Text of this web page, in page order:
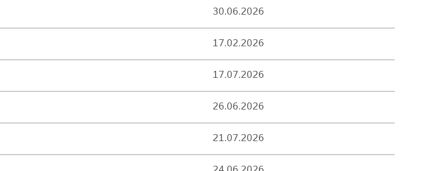
30.06.2026
17.02.2026
17.07.2026
26.06.2026
21.07.2026